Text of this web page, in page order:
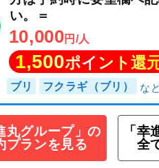
☆午前ショート便☆
釣りプラン☆＝乗
方は予約時に要望欄
い。＝
10,000円/人
1,500ポイン
ブリ フクラギ（ブリ
丸グループ」の
プランを見る
「
全